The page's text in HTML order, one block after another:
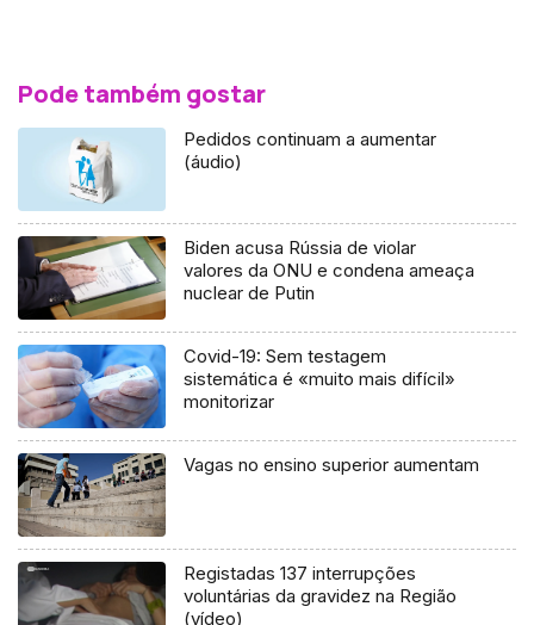
Pode também gostar
Pedidos continuam a aumentar
(áudio)
Biden acusa Rússia de violar
valores da ONU e condena ameaça
nuclear de Putin
Covid-19: Sem testagem
sistemática é «muito mais difícil»
monitorizar
Vagas no ensino superior aumentam
Registadas 137 interrupções
voluntárias da gravidez na Região
(vídeo)